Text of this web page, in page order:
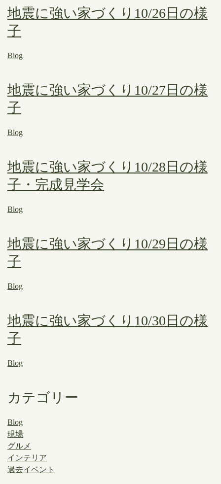
地震に強い家づくり10/26日の様
子
Blog
地震に強い家づくり10/27日の様
子
Blog
地震に強い家づくり10/28日の様
子・完成見学会
Blog
地震に強い家づくり10/29日の様
子
Blog
地震に強い家づくり10/30日の様
子
Blog
カテゴリー
Blog
現場
グルメ
インテリア
過去イベント